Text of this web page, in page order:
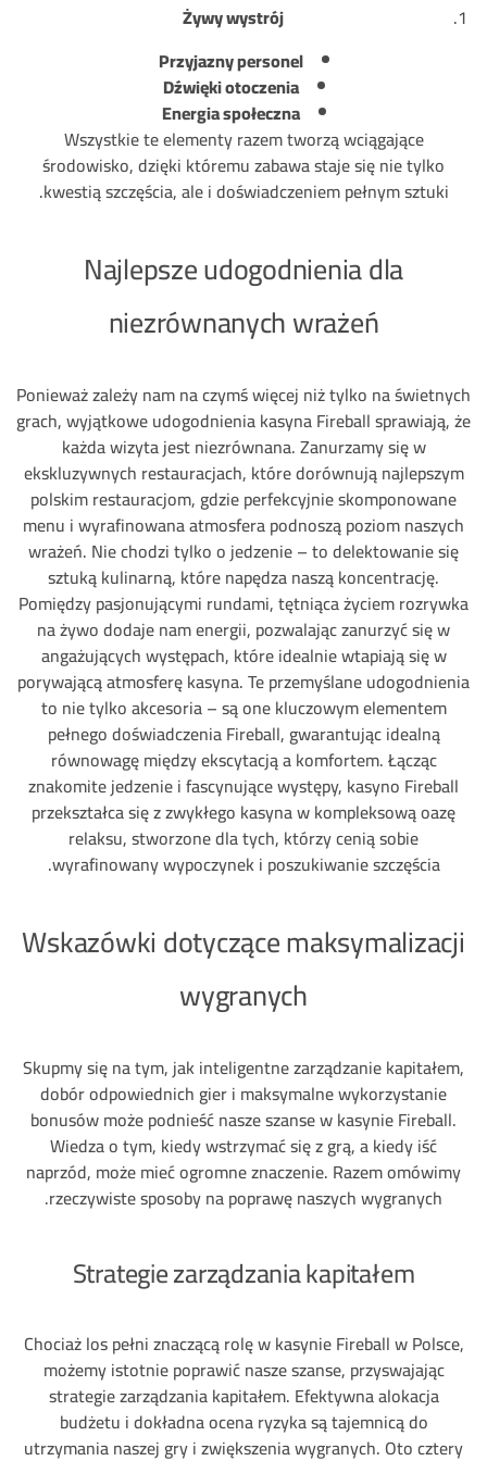
Żywy wystrój
Przyjazny personel
Dźwięki otoczenia
Energia społeczna
Wszystkie te elementy razem tworzą wciągające
środowisko, dzięki któremu zabawa staje się nie tylko
kwestią szczęścia, ale i doświadczeniem pełnym sztuki.
Najlepsze udogodnienia dla
niezrównanych wrażeń
Ponieważ zależy nam na czymś więcej niż tylko na świetnych
grach, wyjątkowe udogodnienia kasyna Fireball sprawiają, że
każda wizyta jest niezrównana. Zanurzamy się w
ekskluzywnych restauracjach, które dorównują najlepszym
polskim restauracjom, gdzie perfekcyjnie skomponowane
menu i wyrafinowana atmosfera podnoszą poziom naszych
wrażeń. Nie chodzi tylko o jedzenie – to delektowanie się
sztuką kulinarną, które napędza naszą koncentrację.
Pomiędzy pasjonującymi rundami, tętniąca życiem rozrywka
na żywo dodaje nam energii, pozwalając zanurzyć się w
angażujących występach, które idealnie wtapiają się w
porywającą atmosferę kasyna. Te przemyślane udogodnienia
to nie tylko akcesoria – są one kluczowym elementem
pełnego doświadczenia Fireball, gwarantując idealną
równowagę między ekscytacją a komfortem. Łącząc
znakomite jedzenie i fascynujące występy, kasyno Fireball
przekształca się z zwykłego kasyna w kompleksową oazę
relaksu, stworzone dla tych, którzy cenią sobie
wyrafinowany wypoczynek i poszukiwanie szczęścia.
Wskazówki dotyczące maksymalizacji
wygranych
Skupmy się na tym, jak inteligentne zarządzanie kapitałem,
dobór odpowiednich gier i maksymalne wykorzystanie
bonusów może podnieść nasze szanse w kasynie Fireball.
Wiedza o tym, kiedy wstrzymać się z grą, a kiedy iść
naprzód, może mieć ogromne znaczenie. Razem omówimy
rzeczywiste sposoby na poprawę naszych wygranych.
Strategie zarządzania kapitałem
Chociaż los pełni znaczącą rolę w kasynie Fireball w Polsce,
możemy istotnie poprawić nasze szanse, przyswajając
strategie zarządzania kapitałem. Efektywna alokacja
budżetu i dokładna ocena ryzyka są tajemnicą do
utrzymania naszej gry i zwiększenia wygranych. Oto cztery